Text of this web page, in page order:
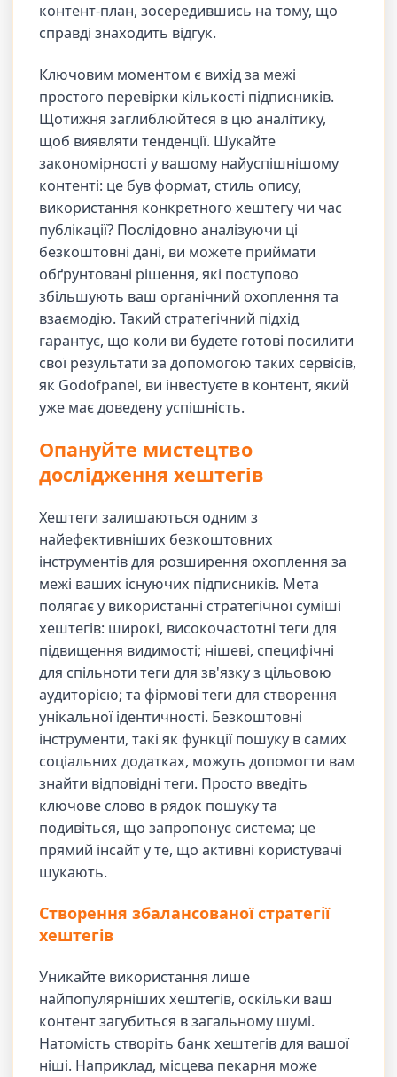
контент-план, зосередившись на тому, що
справді знаходить відгук.
Ключовим моментом є вихід за межі
простого перевірки кількості підписників.
Щотижня заглиблюйтеся в цю аналітику,
щоб виявляти тенденції. Шукайте
закономірності у вашому найуспішнішому
контенті: це був формат, стиль опису,
використання конкретного хештегу чи час
публікації? Послідовно аналізуючи ці
безкоштовні дані, ви можете приймати
обґрунтовані рішення, які поступово
збільшують ваш органічний охоплення та
взаємодію. Такий стратегічний підхід
гарантує, що коли ви будете готові посилити
свої результати за допомогою таких сервісів,
як Godofpanel, ви інвестуєте в контент, який
уже має доведену успішність.
Опануйте мистецтво
дослідження хештегів
Хештеги залишаються одним з
найефективніших безкоштовних
інструментів для розширення охоплення за
межі ваших існуючих підписників. Мета
полягає у використанні стратегічної суміші
хештегів: широкі, високочастотні теги для
підвищення видимості; нішеві, специфічні
для спільноти теги для зв'язку з цільовою
аудиторією; та фірмові теги для створення
унікальної ідентичності. Безкоштовні
інструменти, такі як функції пошуку в самих
соціальних додатках, можуть допомогти вам
знайти відповідні теги. Просто введіть
ключове слово в рядок пошуку та
подивіться, що запропонує система; це
прямий інсайт у те, що активні користувачі
шукають.
Створення збалансованої стратегії
хештегів
Уникайте використання лише
найпопулярніших хештегів, оскільки ваш
контент загубиться в загальному шумі.
Натомість створіть банк хештегів для вашої
ніші. Наприклад, місцева пекарня може